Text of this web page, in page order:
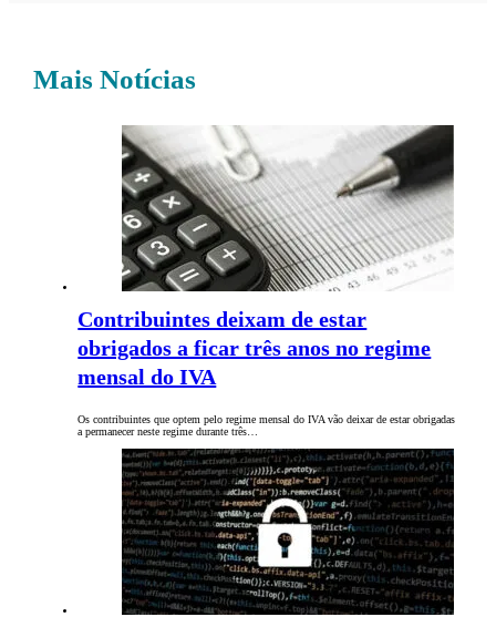
Mais Notícias
Contribuintes deixam de estar
obrigados a ficar três anos no regime
mensal do IVA
Os contribuintes que optem pelo regime mensal do IVA vão deixar de estar obrigadas
a permanecer neste regime durante três…